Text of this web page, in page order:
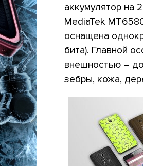
аккумулятор на
MediaTek
оснащена
бита). Главной
внешностью –
зебры, кожа,